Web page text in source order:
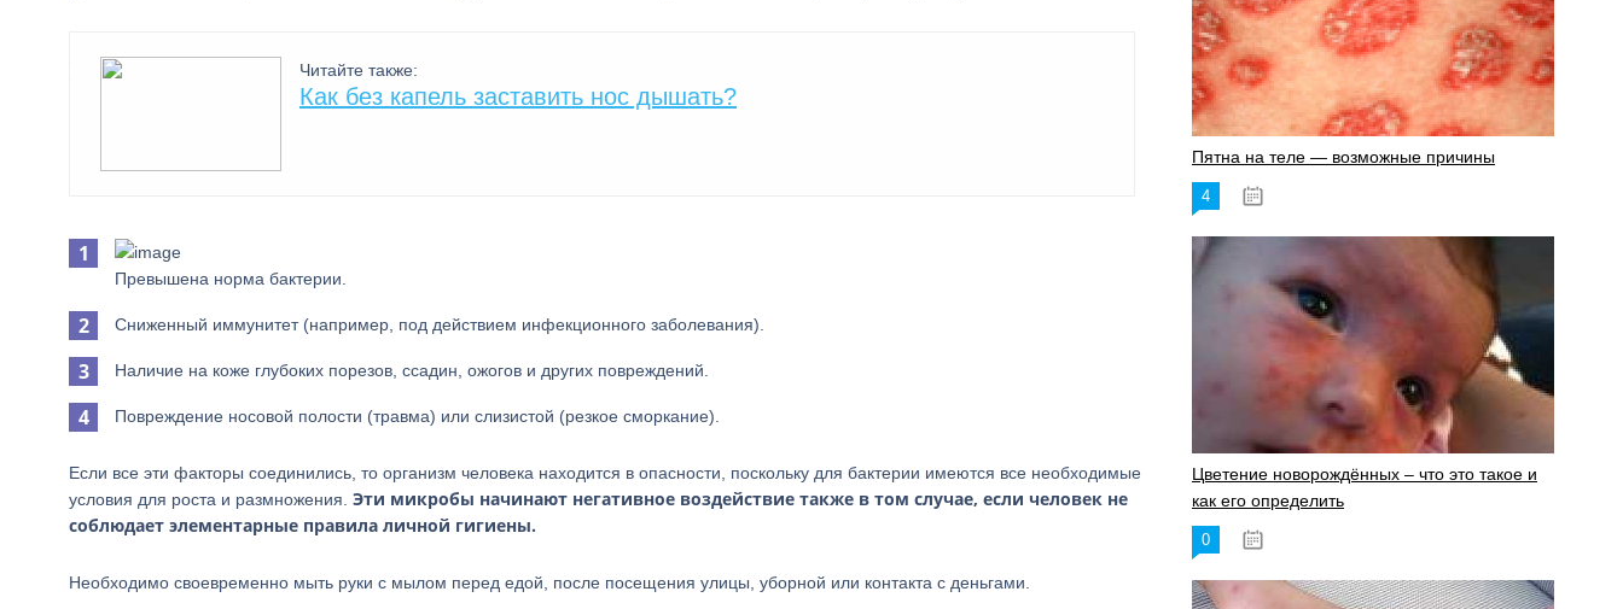
Читайте также:
Как без капель заставить нос дышать?
Превышена норма бактерии.
Сниженный иммунитет (например, под действием инфекционного заболевания).
Наличие на коже глубоких порезов, ссадин, ожогов и других повреждений.
Повреждение носовой полости (травма) или слизистой (резкое сморкание).
Если все эти факторы соединились, то организм человека находится в опасности, поскольку для бактерии имеются все необходимые
условия для роста и размножения. Эти микробы начинают негативное воздействие также в том случае, если человек не
соблюдает элементарные правила личной гигиены.
Необходимо своевременно мыть руки с мылом перед едой, после посещения улицы, уборной или контакта с деньгами.
Пятна на теле — возможные причины
4
Цветение новорождённых – что это такое и
как его определить
0